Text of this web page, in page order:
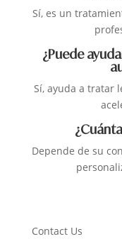
Sí, es un
¿Puede
Sí, ayuda a tratar
Depende de su
Contact Us